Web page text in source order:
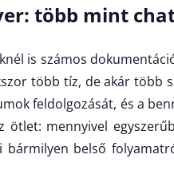
több mint
is számos
több tíz, de akár több
feldolgozását, és a
mennyivel
bármilyen belső